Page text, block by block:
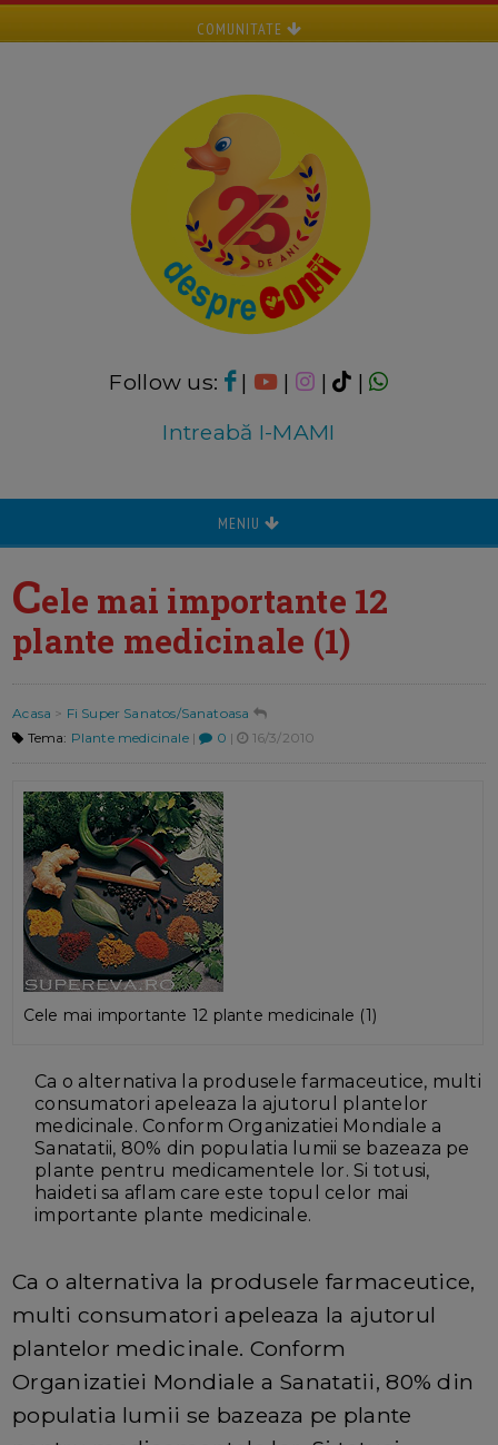
COMUNITATE
Follow us: | | |
|
Intreabă I-MAMI
MENIU
Cele mai importante 12
plante medicinale (1)
Acasa > Fi Super Sanatos/Sanatoasa
Tema: Plante medicinale| 0 | 16/3/2010
Cele mai importante 12 plante medicinale (1)
Ca o alternativa la produsele farmaceutice, multi
consumatori apeleaza la ajutorul plantelor
medicinale. Conform Organizatiei Mondiale a
Sanatatii, 80% din populatia lumii se bazeaza pe
plante pentru medicamentele lor. Si totusi,
haideti sa aflam care este topul celor mai
importante plante medicinale.
Ca o alternativa la produsele farmaceutice,
multi consumatori apeleaza la ajutorul
plantelor medicinale. Conform
Organizatiei Mondiale a Sanatatii, 80% din
populatia lumii se bazeaza pe plante